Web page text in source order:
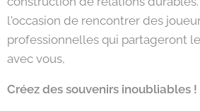
l'occasion de rencontrer des
professionnelles qui partageront
avec vous,
Créez des souvenirs inoubliables !